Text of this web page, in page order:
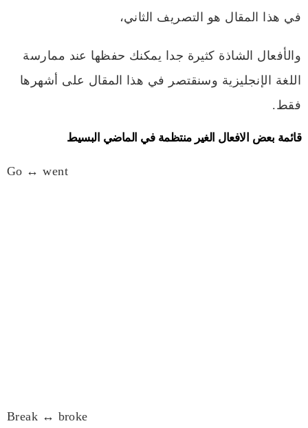
في هذا المقال هو التصريف الثاني،
والأفعال الشاذة كثيرة جدا يمكنك حفظها عند ممارسة
اللغة الإنجليزية وسنقتصر في هذا المقال على أشهرها
فقط.
قائمة بعض الافعال الغير منتظمة في الماضي البسيط
Go ↔ went
Break ↔ broke